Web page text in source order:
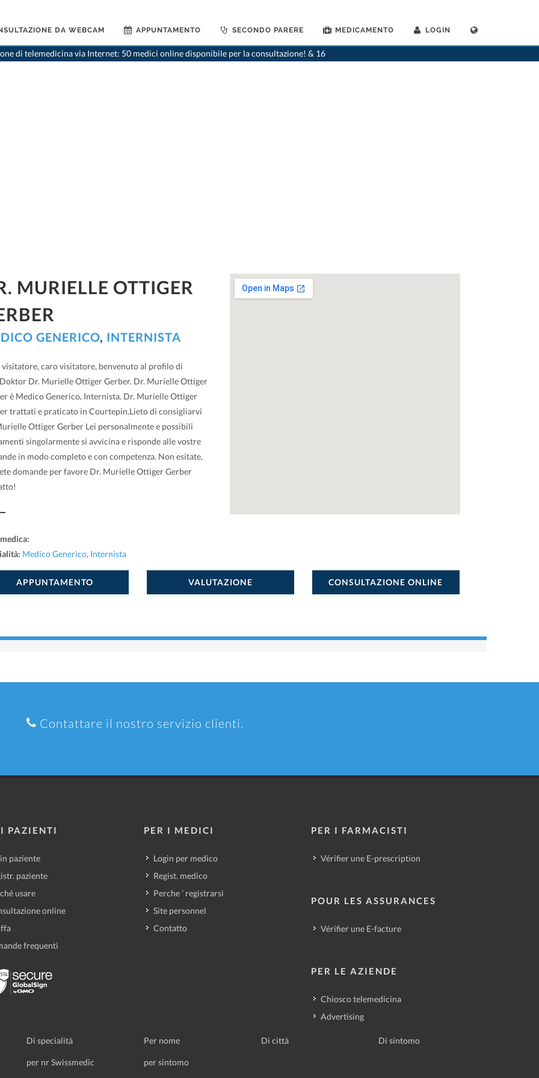
DA WEBCAM APPUNTAMENTO SECONDO PARERE MEDICAMENTO LOGIN
di telemedicina via Internet: 50 medici online disponibile per la consultazione! & 16
>Medico generico>Courtepin>Dr. Murielle Ottiger Gerber
MURIELLE OTTIGER
GENERICO, INTERNISTA
visitatore, caro visitatore, benvenuto al profilo di
Dr. Murielle Ottiger Gerber. Dr. Murielle Ottiger
è Medico Generico, Internista. Dr. Murielle Ottiger
trattati e praticato in Courtepin.Lieto di consigliarvi
Ottiger Gerber Lei personalmente e possibili
singolarmente si avvicina e risponde alle vostre
in modo completo e con competenza. Non esitate,
domande per favore Dr. Murielle Ottiger Gerber
Medico Generico, Internista
APPUNTAMENTO VALUTAZIONE CONSULTAZIONE ONLINE
Contattare il nostro servizio clienti.
I PAZIENTI
paziente
paziente
usare
online
frequenti
PER I MEDICI
Login per medico
Regist. medico
Perche ’ registrarsi
Site personnel
Contatto
PER I FARMACISTI
Vérifier une E-prescription
POUR LES ASSURANCES
Vérifier une E-facture
PER LE AZIENDE
Chiosco telemedicina
Advertising
Di specialità Per nome Di città Di sintomo
per nr Swissmedic per sintomo